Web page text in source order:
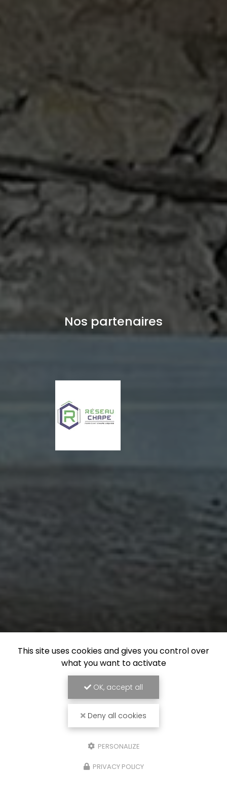
Nos partenaires
This site uses cookies and gives you control over
what you want to activate
OK, accept all
Deny all cookies
PERSONALIZE
PRIVACY POLICY